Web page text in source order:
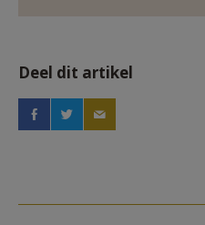
Deel dit artikel